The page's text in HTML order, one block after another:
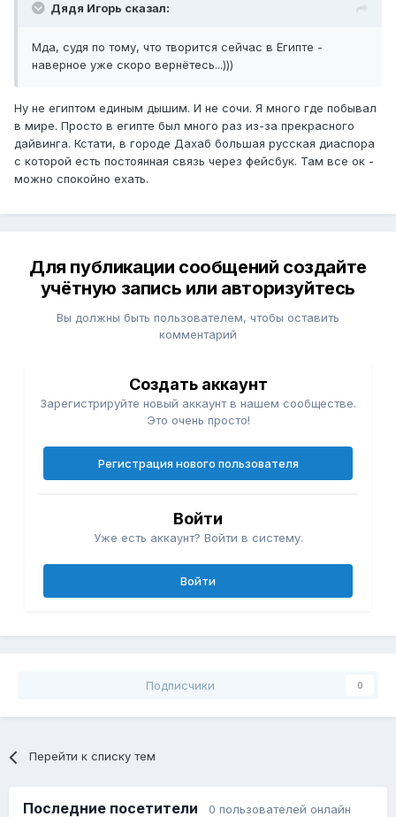
Дядя Игорь сказал:
Мда, судя по тому, что творится сейчас в Египте -
наверное уже скоро вернётесь...)))
Ну не египтом единым дышим. И не сочи. Я много где побывал
в мире. Просто в египте был много раз из-за прекрасного
дайвинга. Кстати, в городе Дахаб большая русская диаспора
с которой есть постоянная связь через фейсбук. Там все ок -
можно спокойно ехать.
Для публикации сообщений создайте
учётную запись или авторизуйтесь
Вы должны быть пользователем, чтобы оставить
комментарий
Создать аккаунт
Зарегистрируйте новый аккаунт в нашем сообществе.
Это очень просто!
Регистрация нового пользователя
Войти
Уже есть аккаунт? Войти в систему.
Войти
Подписчики 0
Перейти к списку тем
Последние посетители 0 пользователей онлайн